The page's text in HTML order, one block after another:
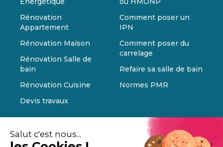
Salut c'est nous...
Rénovation
Appartement
Rénovation Maison
Rénovation Salle de
bain
Rénovation Cuisine
Devis travaux
Comment poser un
IPN
Comment poser du
carrelage
Refaire sa salle de bain
Normes PMR